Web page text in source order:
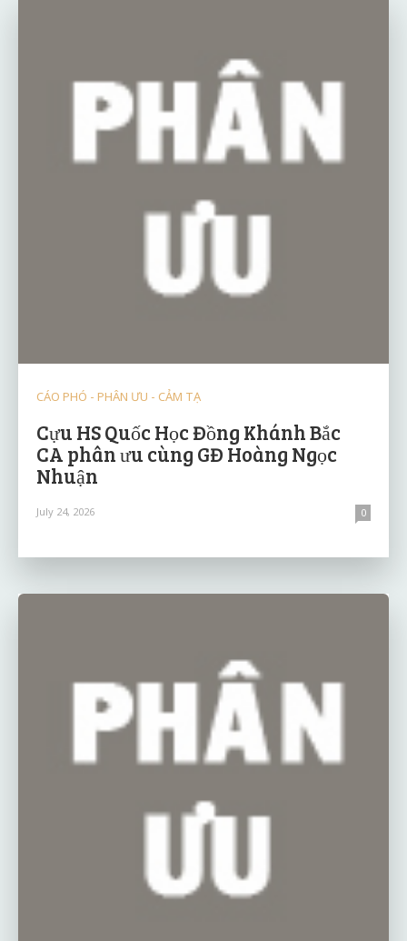
CÁO PHÓ - PHÂN ƯU - CẢM TẠ
Cựu HS Quốc Học Đồng Khánh Bắc
CA phân ưu cùng GĐ Hoàng Ngọc
Nhuận
July 24, 2026 0